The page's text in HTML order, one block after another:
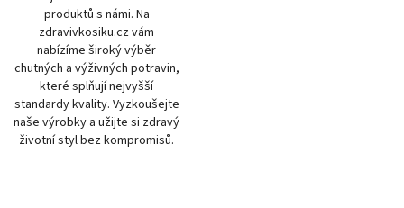
produktů s námi. Na
zdravivkosiku.cz vám
nabízíme široký výběr
chutných a výživných potravin,
které splňují nejvyšší
standardy kvality. Vyzkoušejte
naše výrobky a užijte si zdravý
životní styl bez kompromisů.